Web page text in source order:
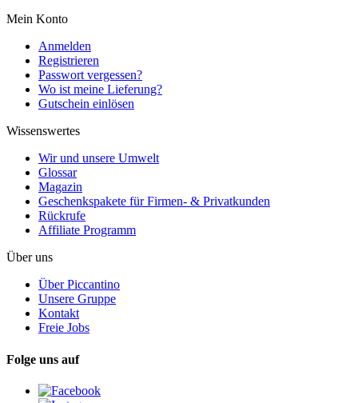
Mein Konto
Anmelden
Registrieren
Passwort vergessen?
Wo ist meine Lieferung?
Gutschein einlösen
Wissenswertes
Wir und unsere Umwelt
Glossar
Magazin
Geschenkspakete für Firmen- & Privatkunden
Rückrufe
Affiliate Programm
Über uns
Über Piccantino
Unsere Gruppe
Kontakt
Freie Jobs
Folge uns auf